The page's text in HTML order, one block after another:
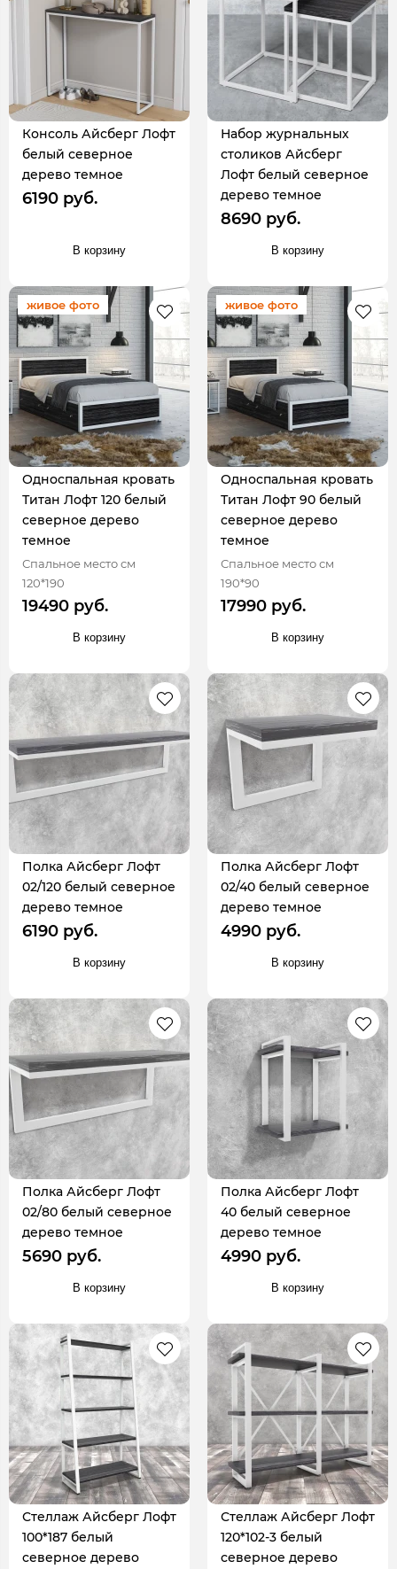
Консоль Айсберг Лофт
белый северное
дерево темное
6190 руб.
В корзину
Набор журнальных
столиков Айсберг
Лофт белый северное
дерево темное
8690 руб.
В корзину
живое фото
Односпальная кровать
Титан Лофт 120 белый
северное дерево
темное
Спальное место см
120*190
19490 руб.
В корзину
живое фото
Односпальная кровать
Титан Лофт 90 белый
северное дерево
темное
Спальное место см
190*90
17990 руб.
В корзину
Полка Айсберг Лофт
02/120 белый северное
дерево темное
6190 руб.
В корзину
Полка Айсберг Лофт
02/40 белый северное
дерево темное
4990 руб.
В корзину
Полка Айсберг Лофт
02/80 белый северное
дерево темное
5690 руб.
В корзину
Полка Айсберг Лофт
40 белый северное
дерево темное
4990 руб.
В корзину
Стеллаж Айсберг Лофт
100*187 белый
северное дерево
Стеллаж Айсберг Лофт
120*102-3 белый
северное дерево